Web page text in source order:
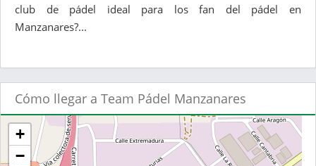
club de pádel ideal para los fan del pádel en
Manzanares?...
Cómo llegar a Team Pádel Manzanares
+
−